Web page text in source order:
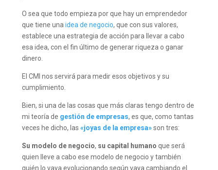
O sea que todo empieza por que hay un emprendedor
que tiene una idea de negocio, que con sus valores,
establece una estrategia de acción para llevar a cabo
esa idea, con el fin último de generar riqueza o ganar
dinero.
El CMI nos servirá para medir esos objetivos y su
cumplimiento.
Bien, si una de las cosas que más claras tengo dentro de
mi teoría de gestión de empresas, es que, como tantas
veces he dicho, las «joyas de la empresa» son tres:
Su modelo de negocio, su capital humano que será
quien lleve a cabo ese modelo de negocio y también
quién lo vaya evolucionando según vaya cambiando el